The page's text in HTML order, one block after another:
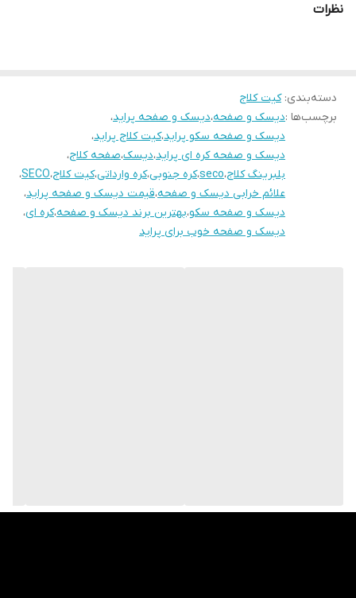
فروشگاه ایران یدک
02166616690
خرید حضوری:
تهران: مهرآباد جنوبی،خیابان امام محمد باقر،خیابان عبدالله صفری پلاک
نظرات
دسته‌بندی:کیت کلاج
برچسب‌ها :دیسک و صفحه،دیسک و صفحه پراید،
دیسک و صفحه سکو پراید،کیت کلاج پراید،
دیسک و صفحه کره ای پراید،دیسک،صفحه کلاج،
بلبرینگ کلاج،seco،کره جنوبی،کره وارداتی،کیت کلاج،SECO،
علائم خرابی دیسک و صفحه،قیمت دیسک و صفحه پراید،
دیسک و صفحه سکو،بهترین برند دیسک و صفحه،کره ای،
دیسک و صفحه خوب برای پراید